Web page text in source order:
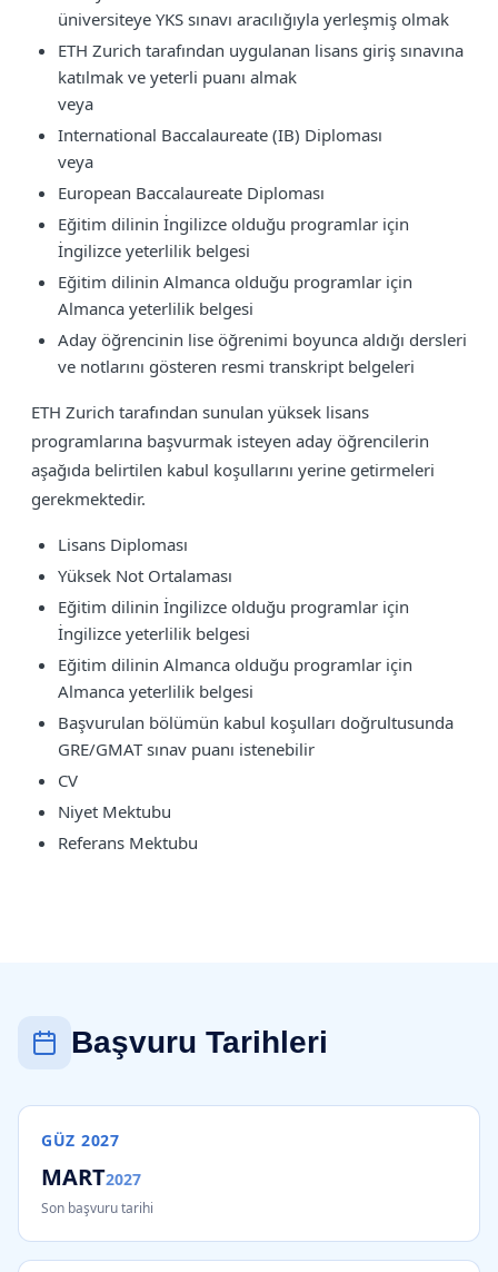
üniversiteye YKS sınavı aracılığıyla yerleşmiş olmak
ETH Zurich tarafından uygulanan lisans giriş sınavına
katılmak ve yeterli puanı almak
veya
International Baccalaureate (IB) Diploması
veya
European Baccalaureate Diploması
Eğitim dilinin İngilizce olduğu programlar için
İngilizce yeterlilik belgesi
Eğitim dilinin Almanca olduğu programlar için
Almanca yeterlilik belgesi
Aday öğrencinin lise öğrenimi boyunca aldığı dersleri
ve notlarını gösteren resmi transkript belgeleri
ETH Zurich tarafından sunulan yüksek lisans
programlarına başvurmak isteyen aday öğrencilerin
aşağıda belirtilen kabul koşullarını yerine getirmeleri
gerekmektedir.
Lisans Diploması
Yüksek Not Ortalaması
Eğitim dilinin İngilizce olduğu programlar için
İngilizce yeterlilik belgesi
Eğitim dilinin Almanca olduğu programlar için
Almanca yeterlilik belgesi
Başvurulan bölümün kabul koşulları doğrultusunda
GRE/GMAT sınav puanı istenebilir
CV
Niyet Mektubu
Referans Mektubu
Başvuru Tarihleri
GÜZ 2027
MART2027
Son başvuru tarihi